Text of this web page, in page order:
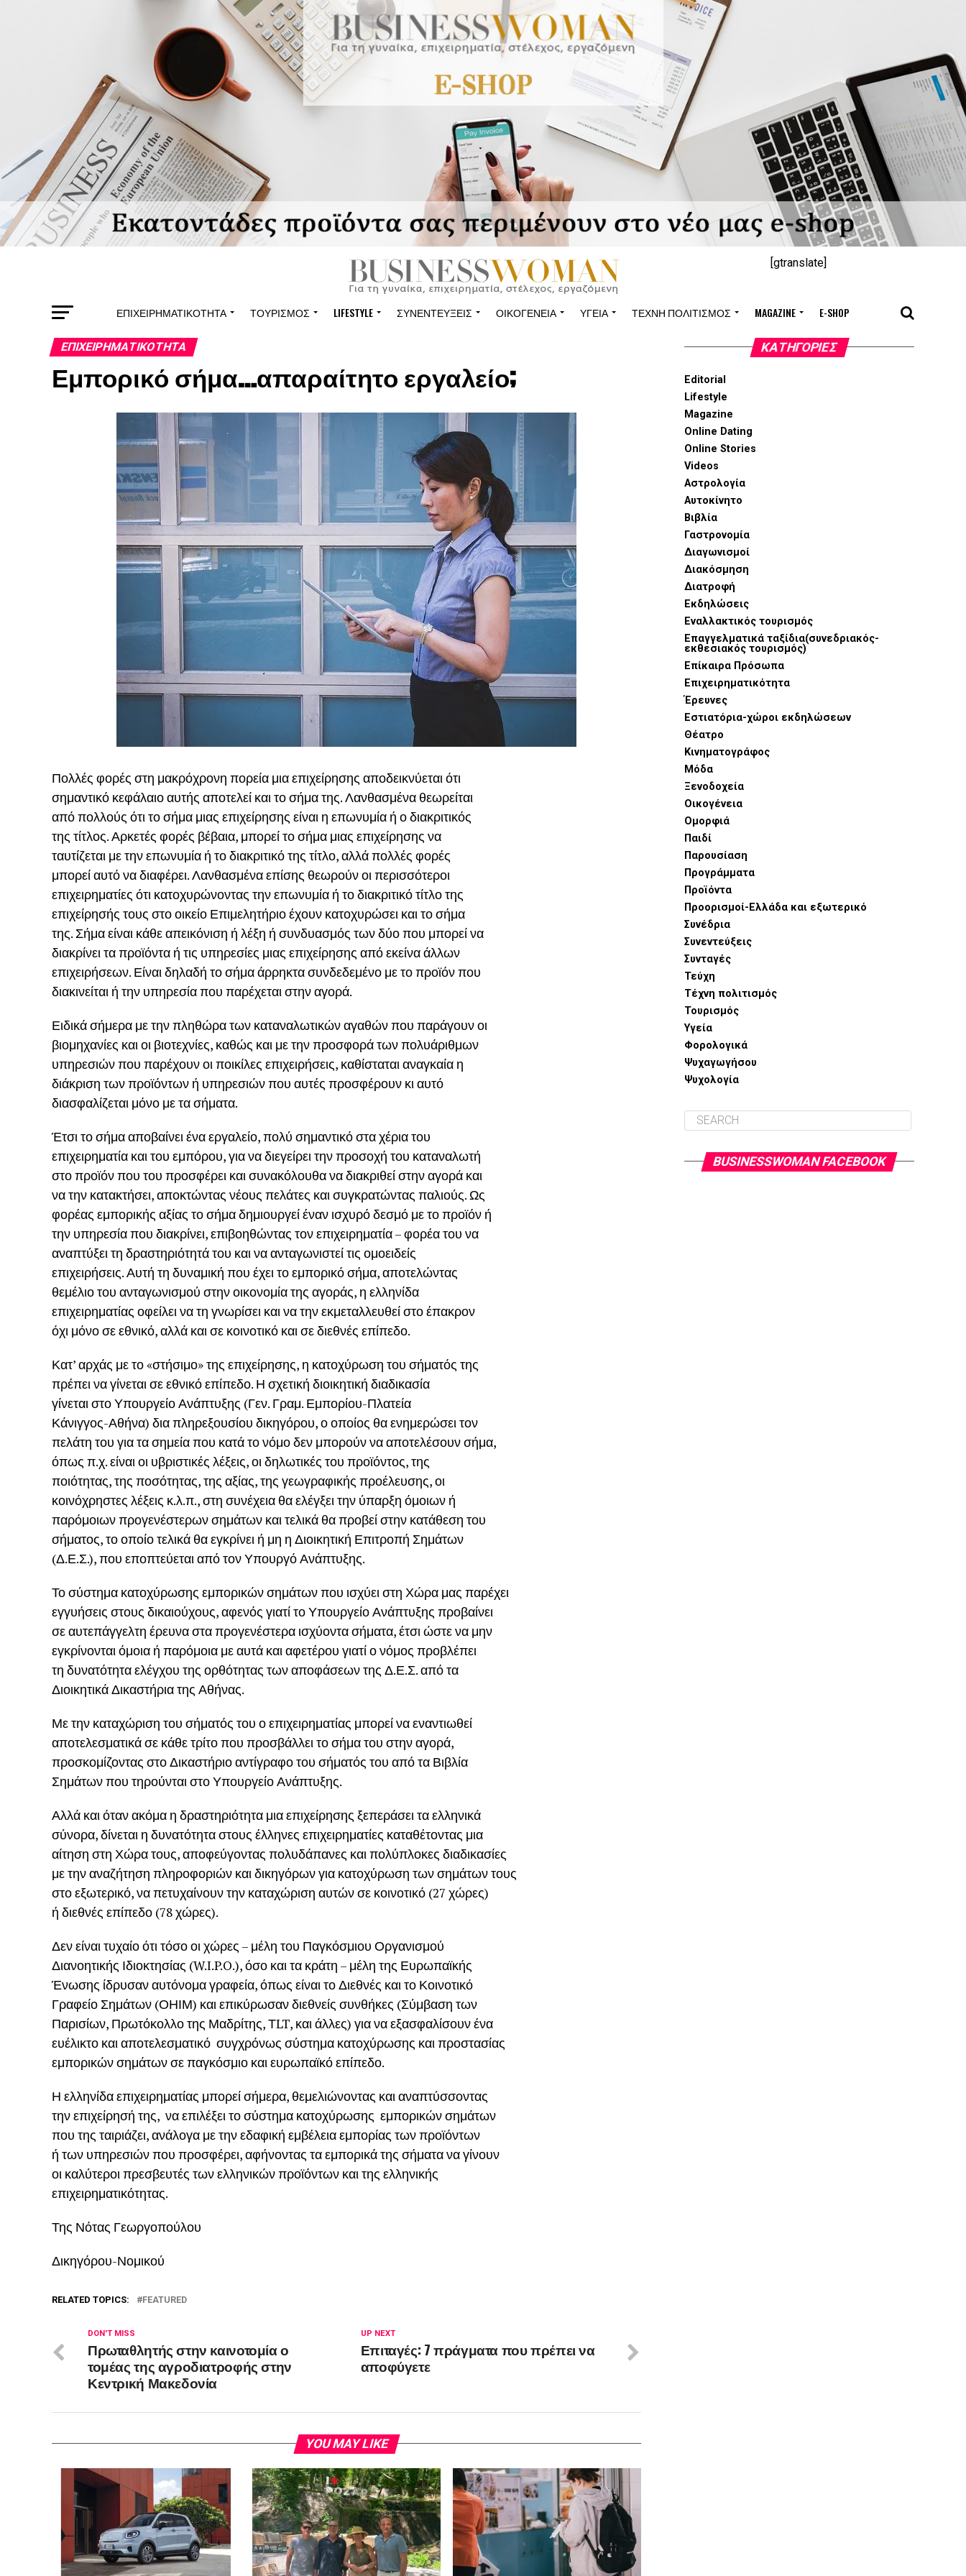
[gtranslate]
ΕΠΙΧΕΙΡΗΜΑΤΙΚΌΤΗΤΑ ΤΟΥΡΙΣΜΌΣ LIFESTYLE ΣΥΝΕΝΤΕΎΞΕΙΣ ΟΙΚΟΓΈΝΕΙΑ ΥΓΕΊΑ ΤΈΧΝΗ ΠΟΛΙΤΙΣΜΌΣ MAGAZINE E-SHOP
ΕΠΙΧΕΙΡΗΜΑΤΙΚΌΤΗΤΑ
Εμπορικό σήμα…απαραίτητο εργαλείο;
Πολλές φορές στη μακρόχρονη πορεία μια επιχείρησης αποδεικνύεται ότι
σημαντικό κεφάλαιο αυτής αποτελεί και το σήμα της. Λανθασμένα θεωρείται
από πολλούς ότι το σήμα μιας επιχείρησης είναι η επωνυμία ή ο διακριτικός
της τίτλος. Αρκετές φορές βέβαια, μπορεί το σήμα μιας επιχείρησης να
ταυτίζεται με την επωνυμία ή το διακριτικό της τίτλο, αλλά πολλές φορές
μπορεί αυτό να διαφέρει. Λανθασμένα επίσης θεωρούν οι περισσότεροι
επιχειρηματίες ότι κατοχυρώνοντας την επωνυμία ή το διακριτικό τίτλο της
επιχείρησής τους στο οικείο Επιμελητήριο έχουν κατοχυρώσει και το σήμα
της. Σήμα είναι κάθε απεικόνιση ή λέξη ή συνδυασμός των δύο που μπορεί να
διακρίνει τα προϊόντα ή τις υπηρεσίες μιας επιχείρησης από εκείνα άλλων
επιχειρήσεων. Είναι δηλαδή το σήμα άρρηκτα συνδεδεμένο με το προϊόν που
διακινείται ή την υπηρεσία που παρέχεται στην αγορά.
Ειδικά σήμερα με την πληθώρα των καταναλωτικών αγαθών που παράγουν οι
βιομηχανίες και οι βιοτεχνίες, καθώς και με την προσφορά των πολυάριθμων
υπηρεσιών που παρέχουν οι ποικίλες επιχειρήσεις, καθίσταται αναγκαία η
διάκριση των προϊόντων ή υπηρεσιών που αυτές προσφέρουν κι αυτό
διασφαλίζεται μόνο με τα σήματα.
Έτσι το σήμα αποβαίνει ένα εργαλείο, πολύ σημαντικό στα χέρια του
επιχειρηματία και του εμπόρου, για να διεγείρει την προσοχή του καταναλωτή
στο προϊόν που του προσφέρει και συνακόλουθα να διακριθεί στην αγορά και
να την κατακτήσει, αποκτώντας νέους πελάτες και συγκρατώντας παλιούς. Ως
φορέας εμπορικής αξίας το σήμα δημιουργεί έναν ισχυρό δεσμό με το προϊόν ή
την υπηρεσία που διακρίνει, επιβοηθώντας τον επιχειρηματία – φορέα του να
αναπτύξει τη δραστηριότητά του και να ανταγωνιστεί τις ομοειδείς
επιχειρήσεις. Αυτή τη δυναμική που έχει το εμπορικό σήμα, αποτελώντας
θεμέλιο του ανταγωνισμού στην οικονομία της αγοράς, η ελληνίδα
επιχειρηματίας οφείλει να τη γνωρίσει και να την εκμεταλλευθεί στο έπακρον
όχι μόνο σε εθνικό, αλλά και σε κοινοτικό και σε διεθνές επίπεδο.
Κατ’ αρχάς με το «στήσιμο» της επιχείρησης, η κατοχύρωση του σήματός της
πρέπει να γίνεται σε εθνικό επίπεδο. Η σχετική διοικητική διαδικασία
γίνεται στο Υπουργείο Ανάπτυξης (Γεν. Γραμ. Εμπορίου-Πλατεία
Κάνιγγος-Αθήνα) δια πληρεξουσίου δικηγόρου, ο οποίος θα ενημερώσει τον
πελάτη του για τα σημεία που κατά το νόμο δεν μπορούν να αποτελέσουν σήμα,
όπως π.χ. είναι οι υβριστικές λέξεις, οι δηλωτικές του προϊόντος, της
ποιότητας, της ποσότητας, της αξίας, της γεωγραφικής προέλευσης, οι
κοινόχρηστες λέξεις κ.λ.π., στη συνέχεια θα ελέγξει την ύπαρξη όμοιων ή
παρόμοιων προγενέστερων σημάτων και τελικά θα προβεί στην κατάθεση του
σήματος, το οποίο τελικά θα εγκρίνει ή μη η Διοικητική Επιτροπή Σημάτων
(Δ.Ε.Σ.), που εποπτεύεται από τον Υπουργό Ανάπτυξης.
Το σύστημα κατοχύρωσης εμπορικών σημάτων που ισχύει στη Χώρα μας παρέχει
εγγυήσεις στους δικαιούχους, αφενός γιατί το Υπουργείο Ανάπτυξης προβαίνει
σε αυτεπάγγελτη έρευνα στα προγενέστερα ισχύοντα σήματα, έτσι ώστε να μην
εγκρίνονται όμοια ή παρόμοια με αυτά και αφετέρου γιατί ο νόμος προβλέπει
τη δυνατότητα ελέγχου της ορθότητας των αποφάσεων της Δ.Ε.Σ. από τα
Διοικητικά Δικαστήρια της Αθήνας.
Με την καταχώριση του σήματός του ο επιχειρηματίας μπορεί να εναντιωθεί
αποτελεσματικά σε κάθε τρίτο που προσβάλλει το σήμα του στην αγορά,
προσκομίζοντας στο Δικαστήριο αντίγραφο του σήματός του από τα Βιβλία
Σημάτων που τηρούνται στο Υπουργείο Ανάπτυξης.
Αλλά και όταν ακόμα η δραστηριότητα μια επιχείρησης ξεπεράσει τα ελληνικά
σύνορα, δίνεται η δυνατότητα στους έλληνες επιχειρηματίες καταθέτοντας μια
αίτηση στη Χώρα τους, αποφεύγοντας πολυδάπανες και πολύπλοκες διαδικασίες
με την αναζήτηση πληροφοριών και δικηγόρων για κατοχύρωση των σημάτων τους
στο εξωτερικό, να πετυχαίνουν την καταχώριση αυτών σε κοινοτικό (27 χώρες)
ή διεθνές επίπεδο (78 χώρες).
Δεν είναι τυχαίο ότι τόσο οι χώρες – μέλη του Παγκόσμιου Οργανισμού
Διανοητικής Ιδιοκτησίας (W.I.P.O.), όσο και τα κράτη – μέλη της Ευρωπαϊκής
Ένωσης ίδρυσαν αυτόνομα γραφεία, όπως είναι το Διεθνές και το Κοινοτικό
Γραφείο Σημάτων (ΟΗΙΜ) και επικύρωσαν διεθνείς συνθήκες (Σύμβαση των
Παρισίων, Πρωτόκολλο της Μαδρίτης, ΤLT, και άλλες) για να εξασφαλίσουν ένα
ευέλικτο και αποτελεσματικό συγχρόνως σύστημα κατοχύρωσης και προστασίας
εμπορικών σημάτων σε παγκόσμιο και ευρωπαϊκό επίπεδο.
Η ελληνίδα επιχειρηματίας μπορεί σήμερα, θεμελιώνοντας και αναπτύσσοντας
την επιχείρησή της, να επιλέξει το σύστημα κατοχύρωσης εμπορικών σημάτων
που της ταιριάζει, ανάλογα με την εδαφική εμβέλεια εμπορίας των προϊόντων
ή των υπηρεσιών που προσφέρει, αφήνοντας τα εμπορικά της σήματα να γίνουν
οι καλύτεροι πρεσβευτές των ελληνικών προϊόντων και της ελληνικής
επιχειρηματικότητας.
Της Νότας Γεωργοπούλου
Δικηγόρου-Νομικού
RELATED TOPICS: FEATURED
UP NEXT
Επιταγές: 7 πράγματα που πρέπει να
αποφύγετε
DON'T MISS
Πρωταθλητής στην καινοτομία ο
τομέας της αγροδιατροφής στην
Κεντρική Μακεδονία
YOU MAY LIKE
KΑΤΗΓΟΡΊΕΣ
Editorial
Lifestyle
Magazine
Online Dating
Online Stories
Videos
Αστρολογία
Αυτοκίνητο
Βιβλία
Γαστρονομία
Διαγωνισμοί
Διακόσμηση
Διατροφή
Εκδηλώσεις
Εναλλακτικός τουρισμός
Επαγγελματικά ταξίδια(συνεδριακός-
εκθεσιακός τουρισμός)
Επίκαιρα Πρόσωπα
Επιχειρηματικότητα
Έρευνες
Εστιατόρια-χώροι εκδηλώσεων
Θέατρο
Κινηματογράφος
Μόδα
Ξενοδοχεία
Οικογένεια
Ομορφιά
Παιδί
Παρουσίαση
Προγράμματα
Προϊόντα
Προορισμοί-Ελλάδα και εξωτερικό
Συνέδρια
Συνεντεύξεις
Συνταγές
Τεύχη
Τέχνη πολιτισμός
Τουρισμός
Υγεία
Φορολογικά
Ψυχαγωγήσου
Ψυχολογία
BUSINESSWOMAN FACEBOOK